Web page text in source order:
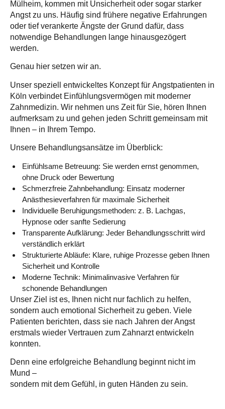
Mülheim, kommen mit Unsicherheit oder sogar starker
Angst zu uns. Häufig sind frühere negative Erfahrungen
oder tief verankerte Ängste der Grund dafür, dass
notwendige Behandlungen lange hinausgezögert
werden.
Genau hier setzen wir an.
Unser speziell entwickeltes Konzept für Angstpatienten in
Köln verbindet Einfühlungsvermögen mit moderner
Zahnmedizin. Wir nehmen uns Zeit für Sie, hören Ihnen
aufmerksam zu und gehen jeden Schritt gemeinsam mit
Ihnen – in Ihrem Tempo.
Unsere Behandlungsansätze im Überblick:
Einfühlsame Betreuung: Sie werden ernst genommen,
ohne Druck oder Bewertung
Schmerzfreie Zahnbehandlung: Einsatz moderner
Anästhesieverfahren für maximale Sicherheit
Individuelle Beruhigungsmethoden: z. B. Lachgas,
Hypnose oder sanfte Sedierung
Transparente Aufklärung: Jeder Behandlungsschritt wird
verständlich erklärt
Strukturierte Abläufe: Klare, ruhige Prozesse geben Ihnen
Sicherheit und Kontrolle
Moderne Technik: Minimalinvasive Verfahren für
schonende Behandlungen
Unser Ziel ist es, Ihnen nicht nur fachlich zu helfen,
sondern auch emotional Sicherheit zu geben. Viele
Patienten berichten, dass sie nach Jahren der Angst
erstmals wieder Vertrauen zum Zahnarzt entwickeln
konnten.
Denn eine erfolgreiche Behandlung beginnt nicht im
Mund –
sondern mit dem Gefühl, in guten Händen zu sein.